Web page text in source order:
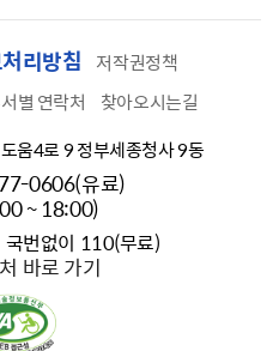
리방침
저작권정책
별 연락처
찾아오시는길
움4로 9 정부세종청사 9동
0606(유료)
~ 18:00)
번없이 110(무료)
바로 가기